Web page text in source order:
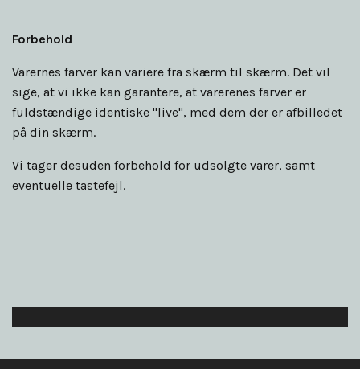
Forbehold
Varernes farver kan variere fra skærm til skærm. Det vil
sige, at vi ikke kan garantere, at varerenes farver er
fuldstændige identiske "live", med dem der er afbilledet
på din skærm.
Vi tager desuden forbehold for udsolgte varer, samt
eventuelle tastefejl.